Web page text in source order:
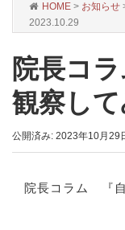
HOME > お知らせ
2023.10.29
院長コ
観察し
公開済み: 2023年10月29
院長コラム 『自